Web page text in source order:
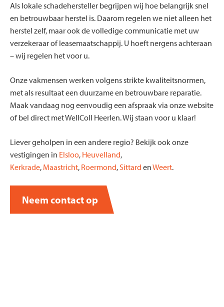
Als lokale schadehersteller begrijpen wij hoe belangrijk snel
en betrouwbaar herstel is. Daarom regelen we niet alleen het
herstel zelf, maar ook de volledige communicatie met uw
verzekeraar of leasemaatschappij. U hoeft nergens achteraan
– wij regelen het voor u.
Onze vakmensen werken volgens strikte kwaliteitsnormen,
met als resultaat een duurzame en betrouwbare reparatie.
Maak vandaag nog eenvoudig een afspraak via onze website
of bel direct met WellColl Heerlen. Wij staan voor u klaar!
Liever geholpen in een andere regio? Bekijk ook onze
vestigingen in Elsloo, Heuvelland,
Kerkrade, Maastricht, Roermond, Sittard enWeert.
Neem contact op